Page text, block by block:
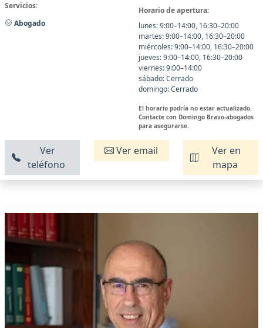
Servicios:
Abogado
Horario de apertura:
lunes: 9:00–14:00, 16:30–20:00
martes: 9:00–14:00, 16:30–20:00
miércoles: 9:00–14:00, 16:30–20:00
jueves: 9:00–14:00, 16:30–20:00
viernes: 9:00–14:00
sábado: Cerrado
domingo: Cerrado
El horario podría no estar actualizado.
Contacte con Domingo Bravo-abogados
para asegurarse.
Ver
teléfono
Ver email
Ver en
mapa